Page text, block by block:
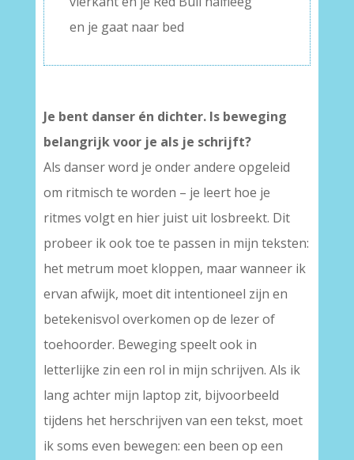
en je gaat naar bed
Je bent danser én dichter. Is beweging
belangrijk voor je als je schrijft?
Als danser word je onder andere opgeleid
om ritmisch te worden – je leert hoe je
ritmes volgt en hier juist uit losbreekt. Dit
probeer ik ook toe te passen in mijn teksten:
het metrum moet kloppen, maar wanneer ik
ervan afwijk, moet dit intentioneel zijn en
betekenisvol overkomen op de lezer of
toehoorder. Beweging speelt ook in
letterlijke zin een rol in mijn schrijven. Als ik
lang achter mijn laptop zit, bijvoorbeeld
tijdens het herschrijven van een tekst, moet
ik soms even bewegen: een been op een